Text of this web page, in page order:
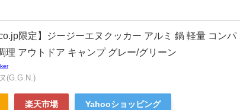
限定】ジージーエヌクッカー アルミ 鍋 軽量 コンパ
理 アウトドア キャンプ グレー/グリーン
(G.G.N.)
楽天市場 Yahooショッピング